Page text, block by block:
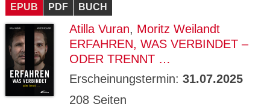
EPUB PDF BUCH
Atilla Vuran, Moritz Weilandt
ERFAHREN, WAS VERBINDET –
ODER TRENNT …
Erscheinungstermin: 31.07.2025
208 Seiten
_ID
de
Session verwendet
GV_CO
OKIES
gabal-
Speichert den Zustimmungsstatus des
Benutzers für Cookies auf der aktuellen
Domäne.
ge